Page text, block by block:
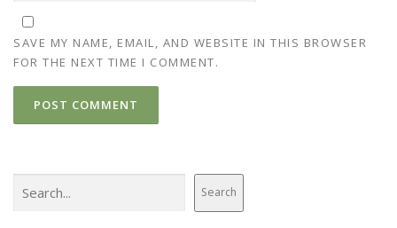
SAVE MY NAME, EMAIL, AND WEBSITE IN THIS BROWSER
FOR THE NEXT TIME I COMMENT.
Search